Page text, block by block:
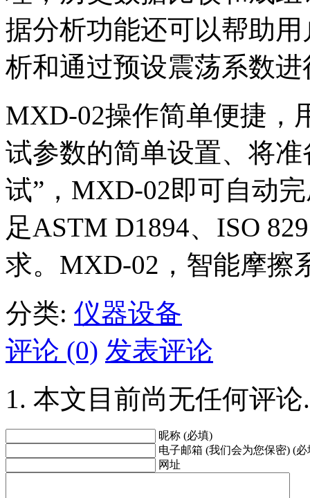
据分析功能还可以帮助
析和通过预设震荡系数
MXD-02操作简单便捷，
试参数的简单设置、将
试”，MXD-02即可自动
足ASTM D1894、ISO
求。MXD-02，智能摩擦
分类: 仪器设备
评论 (0) 发表评论
本文目前尚无任何评论.
昵称 (必填)
电子邮箱 (我们会为您保密) (必
网址